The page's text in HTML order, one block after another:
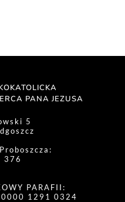
PANA JEZUSA
5
376
PARAFII:
1291 0324